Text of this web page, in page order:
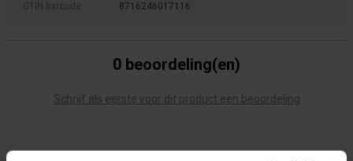
GTIN barcode 8716246017116
0 beoordeling(en)
Schrijf als eerste voor dit product een beoordeling